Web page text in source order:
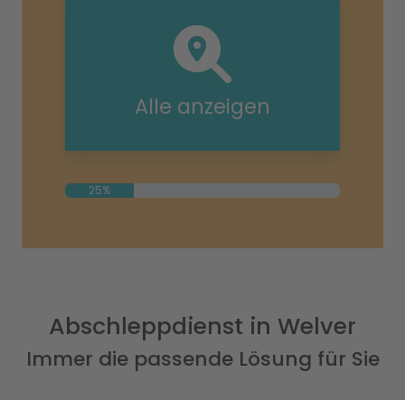
Alle anzeigen
25%
Abschleppdienst in Welver
Immer die passende Lösung für Sie